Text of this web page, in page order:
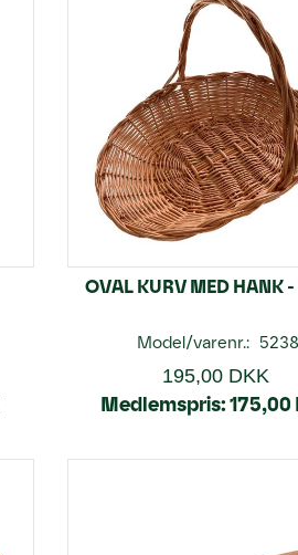
OVAL KURV MED HANK
Model/varenr.:
195,00 DKK
Medlemspris:175,00